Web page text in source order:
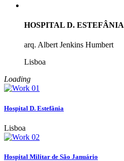
HOSPITAL D. ESTEFÂNIA
arq. Albert Jenkins Humbert
Lisboa
Loading
Hospital D. Estefânia
Lisboa
Hospital Militar de São Januário